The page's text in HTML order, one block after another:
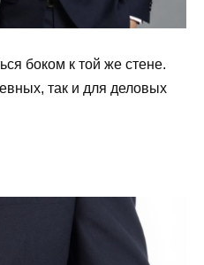
боком к той же стене.
так и для деловых